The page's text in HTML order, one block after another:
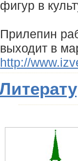
фигур в
Прилепин
выходит в
http://